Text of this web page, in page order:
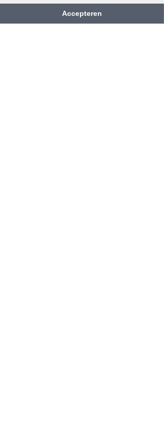
Accepteren
zonweringenscreens, ook de
beglazing kan zonnewerend